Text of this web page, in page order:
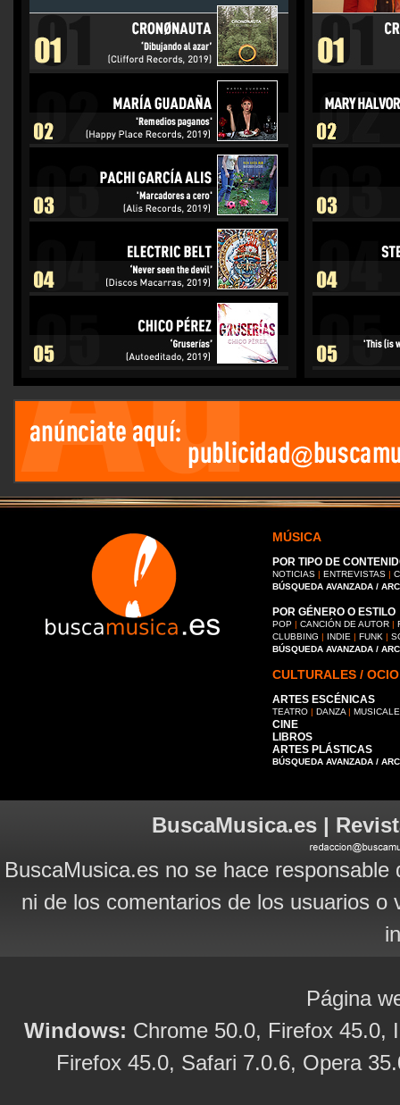
MÚSICA
POR TIPO DE
NOTICIAS | ENTREVISTAS |
BÚSQUEDA AVANZADA /
POR GÉNERO O ESTILO
POP | CANCIÓN DE AUTOR |
CLUBBING | INDIE | FUNK |
BÚSQUEDA AVANZADA /
CULTURALES / OCIO
ARTES ESCÉNICAS
TEATRO | DANZA |
CINE
LIBROS
ARTES PLÁSTICAS
BÚSQUEDA AVANZADA /
BuscaMusica.es |
BuscaMusica.es no se hace
ni de los comentarios de los usuarios
Página
Windows: Chrome 50.0, Firefox 45.0,
Firefox 45.0, Safari 7.0.6, Opera